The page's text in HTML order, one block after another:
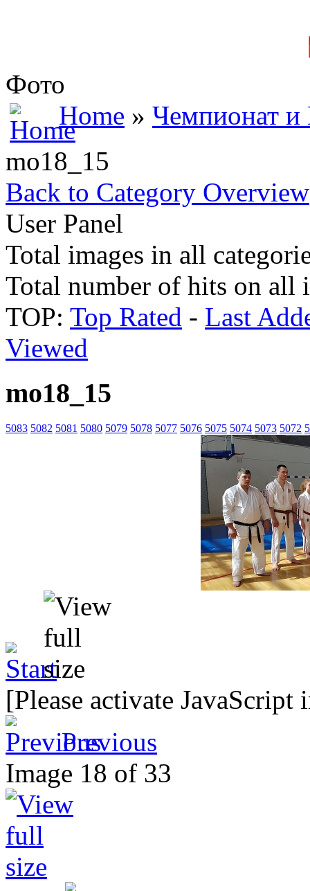
Фото
Home » Чемпионат
mo18_15
Back to Category Overview
User Panel
Total images in all
Total number of hits on all
TOP: Top Rated - Last
Viewed
mo18_15
5083 5082 5081 5080 5079 5078 5077 5076 5075 5074 5073 5072
[Please activate
Previous
Image 18 of 33